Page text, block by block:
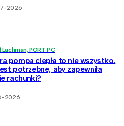
2026
Lachman, PORT PC
pompa ciepła to nie wszystko.
potrzebne, aby zapewniła
rachunki?
2026